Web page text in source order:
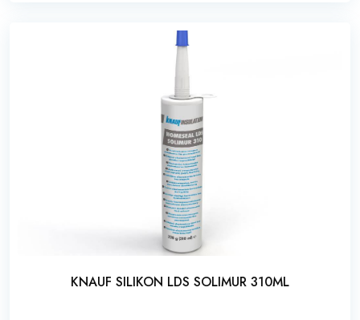
KNAUF SILIKON LDS SOLIMUR 310ML